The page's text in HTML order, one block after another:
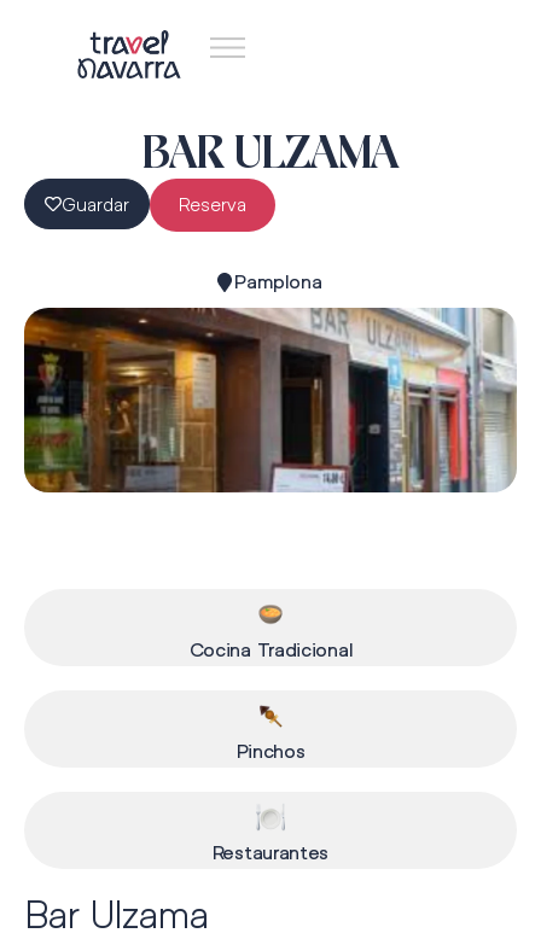
BAR ULZAMA
Guardar Reserva
Pamplona
Cocina Tradicional
Pinchos
Restaurantes
Bar Ulzama